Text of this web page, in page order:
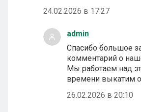
24.02.2026 в 17:27
admin
Спасибо большое
комментарий о
Мы работаем над
времени выкатим
26.02.2026 в 20:10